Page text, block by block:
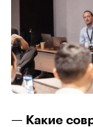
— Какие